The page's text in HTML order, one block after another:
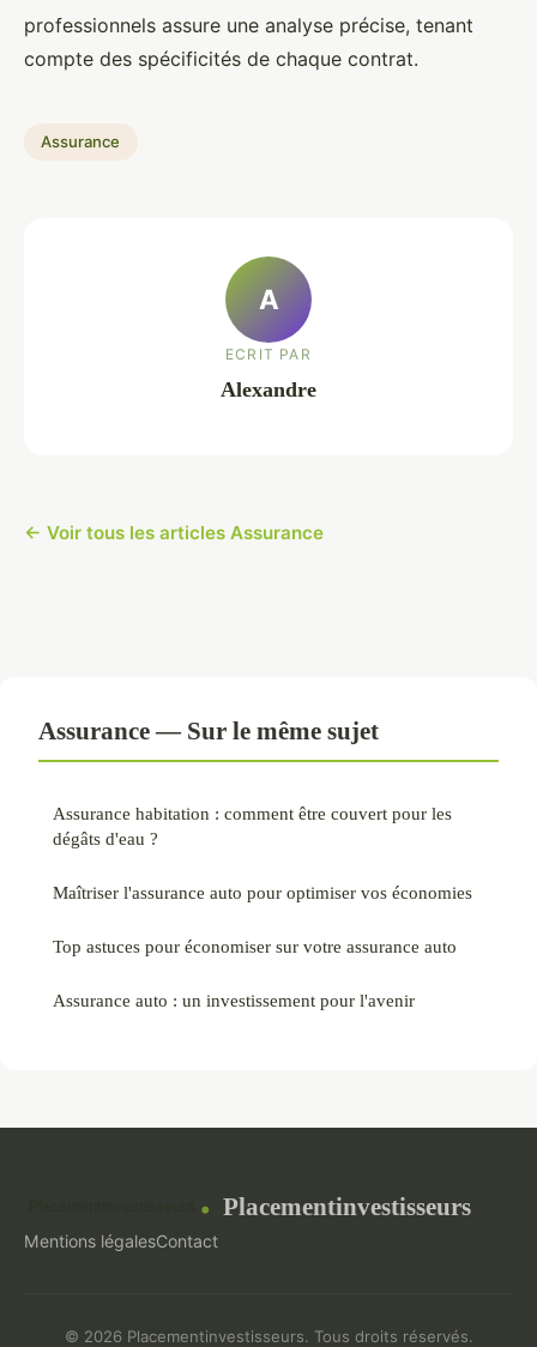
professionnels assure une analyse précise, tenant
compte des spécificités de chaque contrat.
Assurance
A
ECRIT PAR
Alexandre
← Voir tous les articles Assurance
Assurance — Sur le même sujet
Assurance habitation : comment être couvert pour les
dégâts d'eau ?
Maîtriser l'assurance auto pour optimiser vos économies
Top astuces pour économiser sur votre assurance auto
Assurance auto : un investissement pour l'avenir
Placementinvestisseurs
Mentions légalesContact
© 2026 Placementinvestisseurs. Tous droits réservés.